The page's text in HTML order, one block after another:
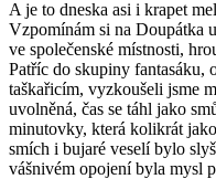
A je to dneska asi i krapet
Vzpomínám si na Doupátka
ve společenské místnosti,
Patříc do skupiny fantasáku,
taškařicím, vyzkoušeli jsme
uvolněná, čas se táhl jako
minutovky, která kolikrát
smích i bujaré veselí bylo
vášnivém opojení byla mysl